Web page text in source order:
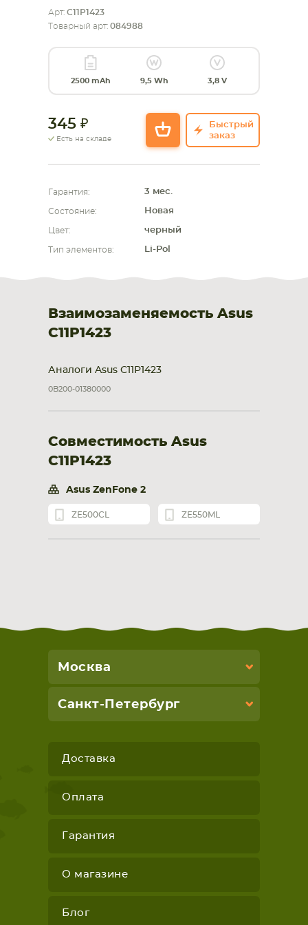
СМАРТФОНА КОМПЛЕКТУЮЩИЕ
Арт: C11P1423
Товарный арт: 084988
2500 mAh 9,5 Wh 3,8 V
345
Есть на складе
Быстрый
заказ
Гарантия: 3 мес.
Состояние: Новая
Цвет: черный
Тип элементов: Li-Pol
Взаимозаменяемость Asus
C11P1423
Аналоги Asus C11P1423
0B200-01380000
Совместимость Asus
C11P1423
Asus ZenFone 2
ZE500CL ZE550ML
Москва
Санкт-Петербург
Доставка
Оплата
Гарантия
О магазине
Блог